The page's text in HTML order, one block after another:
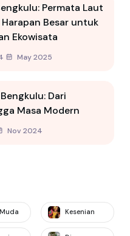
Permata Laut
Besar untuk
Ekowisata
14 May 2025
Dari
Masa Modern
21 Nov 2024
Kesenian